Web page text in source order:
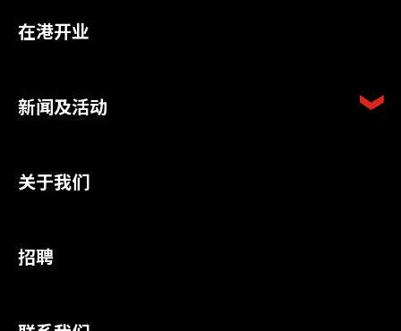
在港开业
新闻及活动
关于我们
招聘